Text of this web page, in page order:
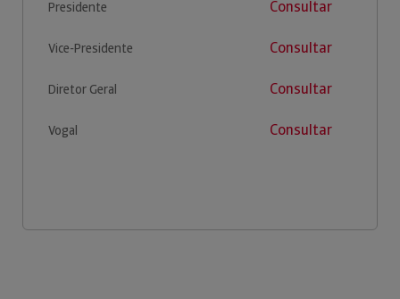
Presidente Consultar
Vice-Presidente Consultar
Diretor Geral Consultar
Vogal Consultar